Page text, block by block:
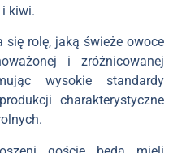
i kiwi.
się rolę, jaką świeże owoce
i zróżnicowanej
wysokie standardy
charakterystyczne